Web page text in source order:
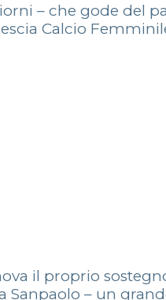
– che gode del
Calcio
il proprio
Sanpaolo – un